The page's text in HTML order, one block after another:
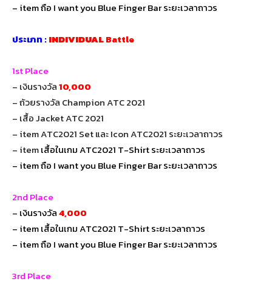
– item ถือ I want you Blue Finger Bar ระยะเวลาถาวร
ประเภท :INDIVIDUALBattle
1st Place
– เงินรางวัล10,000
– ถ้วยรางวัล Champion ATC 2021
– เสื้อ Jacket ATC 2021
– item ATC2021 Set และ Icon ATC2021 ระยะเวลาถาวร
– itemเสื้อในเกม ATC2021 T-Shirt ระยะเวลาถาวร
– item ถือ I want you Blue Finger Bar ระยะเวลาถาวร
2nd Place
– เงินรางวัล4,000
– item เสื้อในเกม ATC2021 T-Shirt ระยะเวลาถาวร
– item ถือ I want you Blue Finger Bar ระยะเวลาถาวร
3rd Place